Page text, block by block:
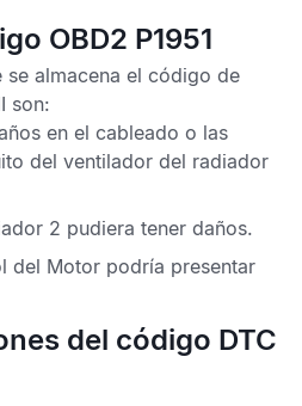
OBD2 P1951
almacena el código de
son:
en el cableado o las
del ventilador del radiador
2 pudiera tener daños.
del Motor podría presentar
del código DTC